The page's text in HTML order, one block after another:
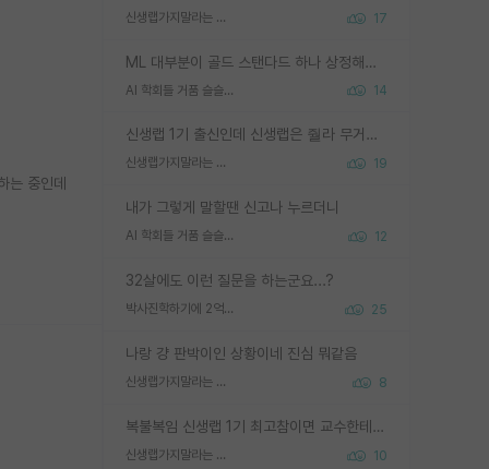
신생랩가지말라는 이유가 있었구나 17
ML 대부분이 골드 스탠다드 하나 상정해놓고 (벤치마크 데이터셋이 여러 개면 여러 개 상정) 그거 얼마나 잘 맞추나 싸움임 가끔 번뜩이는 설계 철학을 보여주는 논문들도 있지만 대부분 그거 성적 얼마나 더 올리느라에 혈안이 되어 있는 측면이 잇음
AI 학회들 거품 슬슬 지적이 나오네요 14
신생랩 1기 출신인데 신생랩은 줠라 무거운 바벨 같은거임. 들면 대박인데 못들면 깔려 죽음. 아무도 알려주지 않는 환경에서 자생해야하지만, 일단 살아남았다면 그 어떤 사람보다 악착같고 생존력 높은 사람으로 거듭날 수 있음
신생랩가지말라는 이유가 있었구나 19
내가 그렇게 말할땐 신고나 누르더니
AI 학회들 거품 슬슬 지적이 나오네요 12
32살에도 이런 질문을 하는군요...?
박사진학하기에 2억은 괜찮은 (?) 정도의 경제력인가요 25
나랑 걍 판박이인 상황이네 진심 뭐같음
신생랩가지말라는 이유가 있었구나 8
복불복임 신생랩 1기 최고참이면 교수한테 직접 지도받는 시간이 매우 많음 제대로 된 교수라면 말이지 그게 아니라면 그냥 넌 해방 불가능한 노예 1호에 감점쓰레기통이 되는거고
신생랩가지말라는 이유가 있었구나 10
중인데